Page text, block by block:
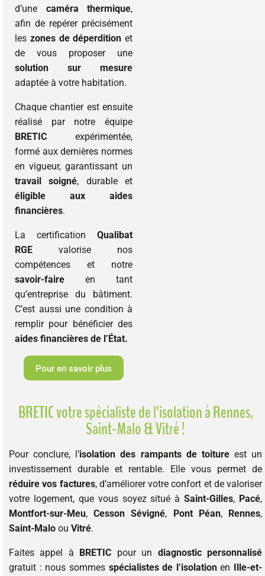
d’une caméra thermique,
afin de repérer précisément
les zones de déperdition et
de vous proposer une
solution sur mesure
adaptée à votre habitation.
Chaque chantier est ensuite
réalisé par notre équipe
BRETIC expérimentée,
formé aux dernières normes
en vigueur, garantissant un
travail soigné, durable et
éligible aux aides
financières.
La certificationQualibat
RGE valorise nos
compétences et notre
savoir-faire en tant
qu’entreprise du bâtiment.
C’est aussi une condition à
remplir pour bénéficier des
aides financières de l’État.
Pour en savoir plus
BRETIC votre spécialiste de l'isolation à Rennes,
Saint-Malo & Vitré !
Pour conclure, l’isolation des rampants de toitureest un
investissement durable et rentable. Elle vous permet de
réduire vos factures, d’améliorer votre confort et de valoriser
votre logement, que vous soyez situé àSaint-Gilles, Pacé,
Montfort-sur-Meu,Cesson Sévigné, Pont Péan, Rennes,
Saint-Malo ou Vitré.
Faites appel à BRETIC pour un diagnostic personnalisé
gratuit : nous sommes spécialistes de l’isolationen
Ille-et-